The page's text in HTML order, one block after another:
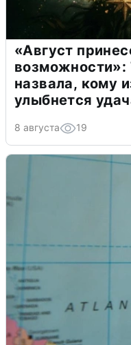
«Август
возможности»:
назвала, кому
улыбнется
8 августа 19